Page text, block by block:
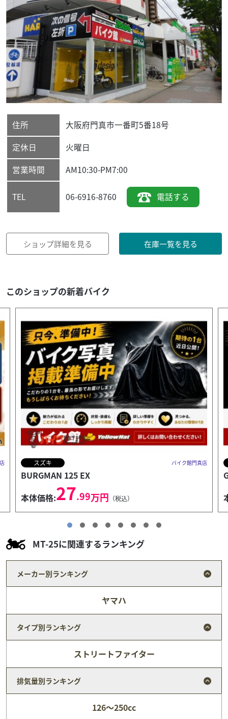
住所 大阪府門真市一番町5番18号
定休日
火曜日
営業時間
AM10:30-PM7:00
TEL 06-6916-8760 電話する
ショップ詳細を見る 在庫一覧を見る
このショップの新着バイク
スズキ バイク館門真店
GSX-S1000GT
本体価格:139.99万円（税込）
スズキ
MT-25に関連するランキング
メーカー別ランキング
ヤマハ
タイプ別ランキング
ストリートファイター
排気量別ランキング
126～250cc